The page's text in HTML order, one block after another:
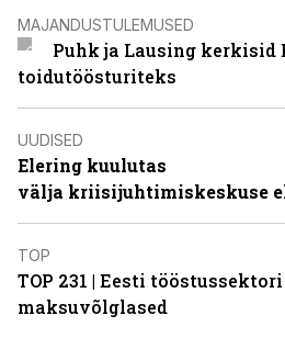
MAJANDUSTULEMUSED
Puhk ja Lausing kerkisid
toidutöösturiteks
UUDISED
Elering kuulutas
välja kriisijuhtimiskeskuse
TOP
TOP 231 | Eesti
maksuvõlglased